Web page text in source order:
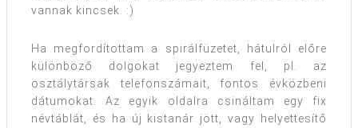
vannak kincsek. :)
Ha megfordítottam a spirálfüzetet, hátulról előre
különböző dolgokat jegyeztem fel, pl. az
osztálytársak telefonszámait, fontos évközbeni
dátumokat. Az egyik oldalra csináltam egy fix
névtáblát, és ha új kistanár jött, vagy helyettesítő